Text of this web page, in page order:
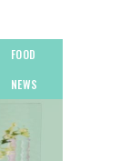
FOOD
NEWS